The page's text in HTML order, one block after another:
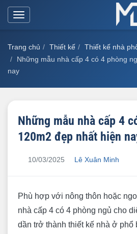
Toggle
Trang chủ Thiết kế
Thiết kế nhà
Những mẫu nhà cấp 4 có 4 phòng
nay
Những mẫu nhà cấp 4
120m2 đẹp nhất hiện
10/03/2025 Lê Xuân Minh
Phù hợp với nông thôn hoặc
nhà cấp 4 có 4 phòng ngủ cho
dần trở thành thiết kế nhà ở phổ